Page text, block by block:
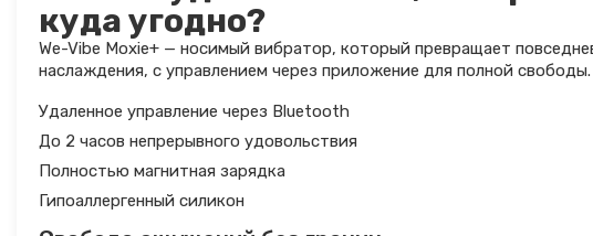
куда угодно?
We-Vibe Moxie+ — носимый вибратор, который превращает
наслаждения, с управлением через приложение для полной свободы.
Удаленное управление через Bluetooth
До 2 часов непрерывного удовольствия
Полностью магнитная зарядка
Гипоаллергенный силикон